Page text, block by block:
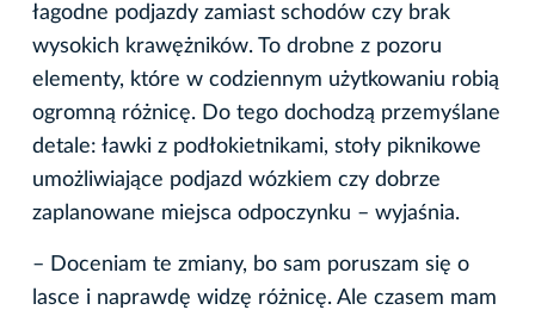
łagodne podjazdy zamiast schodów czy brak
wysokich krawężników. To drobne z pozoru
elementy, które w codziennym użytkowaniu robią
ogromną różnicę. Do tego dochodzą przemyślane
detale: ławki z podłokietnikami, stoły piknikowe
umożliwiające podjazd wózkiem czy dobrze
zaplanowane miejsca odpoczynku – wyjaśnia.
– Doceniam te zmiany, bo sam poruszam się o
lasce i naprawdę widzę różnicę. Ale czasem mam